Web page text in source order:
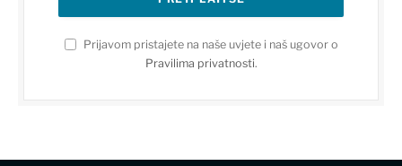
Prijavom pristajete na naše uvjete i naš ugovor o
Pravilima privatnosti.